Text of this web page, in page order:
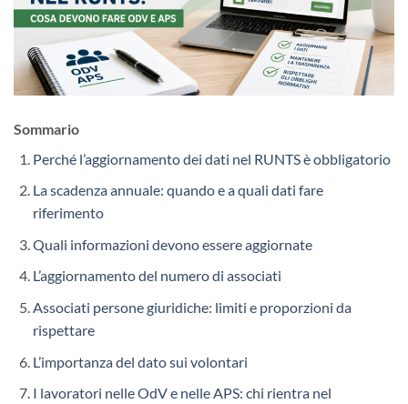
Sommario
Perché l’aggiornamento dei dati nel RUNTS è obbligatorio
La scadenza annuale: quando e a quali dati fare
riferimento
Quali informazioni devono essere aggiornate
L’aggiornamento del numero di associati
Associati persone giuridiche: limiti e proporzioni da
rispettare
L’importanza del dato sui volontari
I lavoratori nelle OdV e nelle APS: chi rientra nel